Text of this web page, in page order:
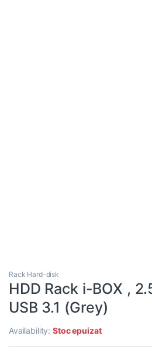
Rack Hard-disk
HDD Rack i-BOX ,
USB 3.1 (Grey)
Availability:Stoc epuizat